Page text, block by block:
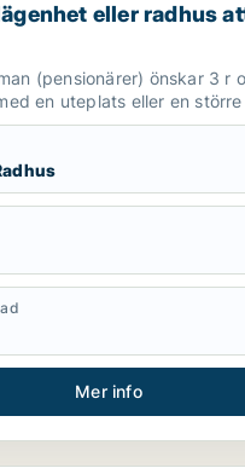
eller radhus
(pensionärer) önskar 3 r
en uteplats eller en
Mer info